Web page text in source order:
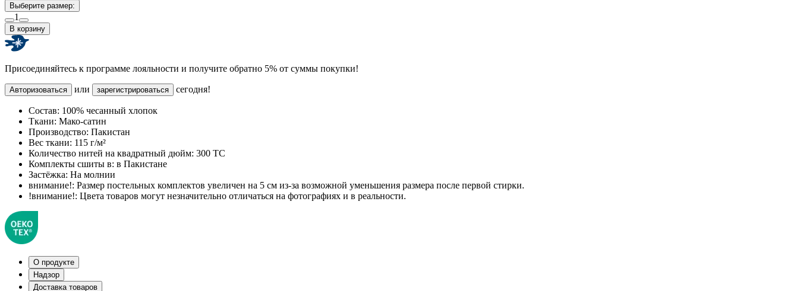
Выберите размер:
1
В корзину
Присоединяйтесь к программе лояльности и получите обратно 5% от суммы покупки!
Авторизоваться или зарегистрироваться сегодня!
Состав: 100% чесанный хлопок
Ткани: Мако-сатин
Производство: Пакистан
Вес ткани: 115 г/м²
Количество нитей на квадратный дюйм: 300 TC
Комплекты сшиты в: в Пакистане
Застёжка: На молнии
внимание!: Размер постельных комплектов увеличен на 5 см из-за возможной уменьшения размера после первой стирки.
!внимание!: Цвета товаров могут незначительно отличаться на фотографиях и в реальности.
О продукте
Надзор
Доставка товаров